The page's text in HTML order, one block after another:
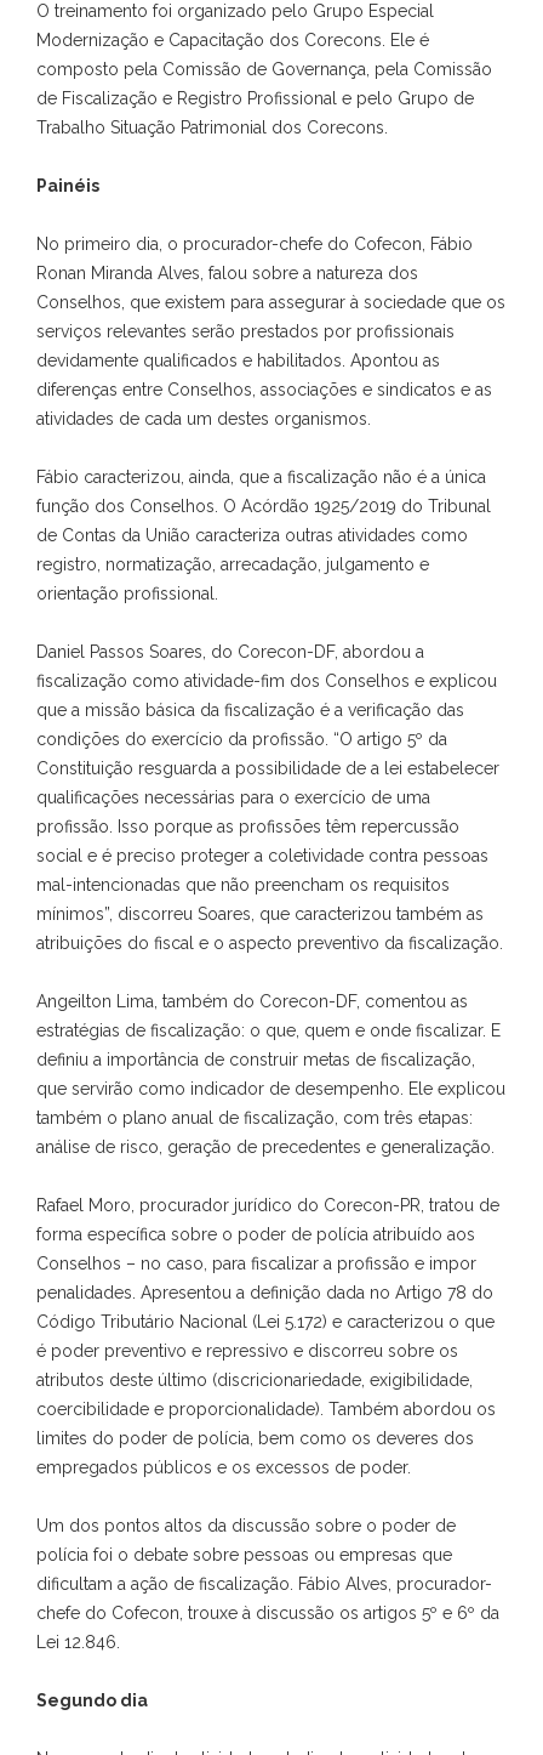
O treinamento foi organizado pelo Grupo Especial
Modernização e Capacitação dos Corecons. Ele é
composto pela Comissão de Governança, pela Comissão
de Fiscalização e Registro Profissional e pelo Grupo de
Trabalho Situação Patrimonial dos Corecons.
Painéis
No primeiro dia, o procurador-chefe do Cofecon, Fábio
Ronan Miranda Alves, falou sobre a natureza dos
Conselhos, que existem para assegurar à sociedade que os
serviços relevantes serão prestados por profissionais
devidamente qualificados e habilitados. Apontou as
diferenças entre Conselhos, associações e sindicatos e as
atividades de cada um destes organismos.
Fábio caracterizou, ainda, que a fiscalização não é a única
função dos Conselhos. O Acórdão 1925/2019 do Tribunal
de Contas da União caracteriza outras atividades como
registro, normatização, arrecadação, julgamento e
orientação profissional.
Daniel Passos Soares, do Corecon-DF, abordou a
fiscalização como atividade-fim dos Conselhos e explicou
que a missão básica da fiscalização é a verificação das
condições do exercício da profissão. “O artigo 5º da
Constituição resguarda a possibilidade de a lei estabelecer
qualificações necessárias para o exercício de uma
profissão. Isso porque as profissões têm repercussão
social e é preciso proteger a coletividade contra pessoas
mal-intencionadas que não preencham os requisitos
mínimos”, discorreu Soares, que caracterizou também as
atribuições do fiscal e o aspecto preventivo da fiscalização.
Angeilton Lima, também do Corecon-DF, comentou as
estratégias de fiscalização: o que, quem e onde fiscalizar. E
definiu a importância de construir metas de fiscalização,
que servirão como indicador de desempenho. Ele explicou
também o plano anual de fiscalização, com três etapas:
análise de risco, geração de precedentes e generalização.
Rafael Moro, procurador jurídico do Corecon-PR, tratou de
forma específica sobre o poder de polícia atribuído aos
Conselhos – no caso, para fiscalizar a profissão e impor
penalidades. Apresentou a definição dada no Artigo 78 do
Código Tributário Nacional (Lei 5.172) e caracterizou o que
é poder preventivo e repressivo e discorreu sobre os
atributos deste último (discricionariedade, exigibilidade,
coercibilidade e proporcionalidade). Também abordou os
limites do poder de polícia, bem como os deveres dos
empregados públicos e os excessos de poder.
Um dos pontos altos da discussão sobre o poder de
polícia foi o debate sobre pessoas ou empresas que
dificultam a ação de fiscalização. Fábio Alves, procurador-
chefe do Cofecon, trouxe à discussão os artigos 5º e 6º da
Lei 12.846.
Segundo dia